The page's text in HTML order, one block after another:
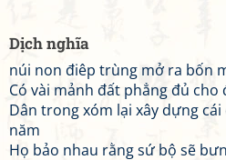
Dịch nghĩa
núi non điêp trùng mở ra bốn
Có vài mảnh đất phẳng đủ cho
Dân trong xóm lại xây dựng
năm
Họ bảo nhau rằng sứ bộ sẽ